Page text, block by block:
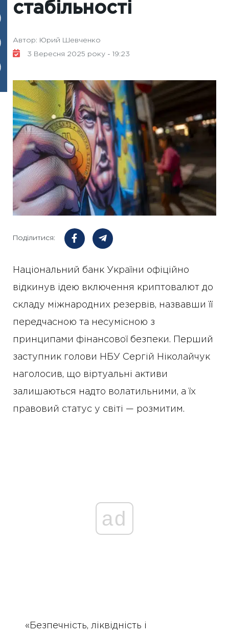
стабільності
Автор: Юрий Шевченко
3 Вересня 2025 року - 19:23
Поділитися:
Національний банк України офіційно
відкинув ідею включення криптовалют до
складу міжнародних резервів, назвавши її
передчасною та несумісною з
принципами фінансової безпеки. Перший
заступник голови НБУ Сергій Ніколайчук
наголосив, що віртуальні активи
залишаються надто волатильними, а їх
правовий статус у світі — розмитим.
ad
«Безпечність, ліквідність і